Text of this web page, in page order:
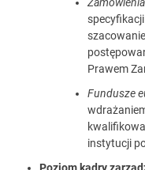
Prawem
Fundusze
instytucji